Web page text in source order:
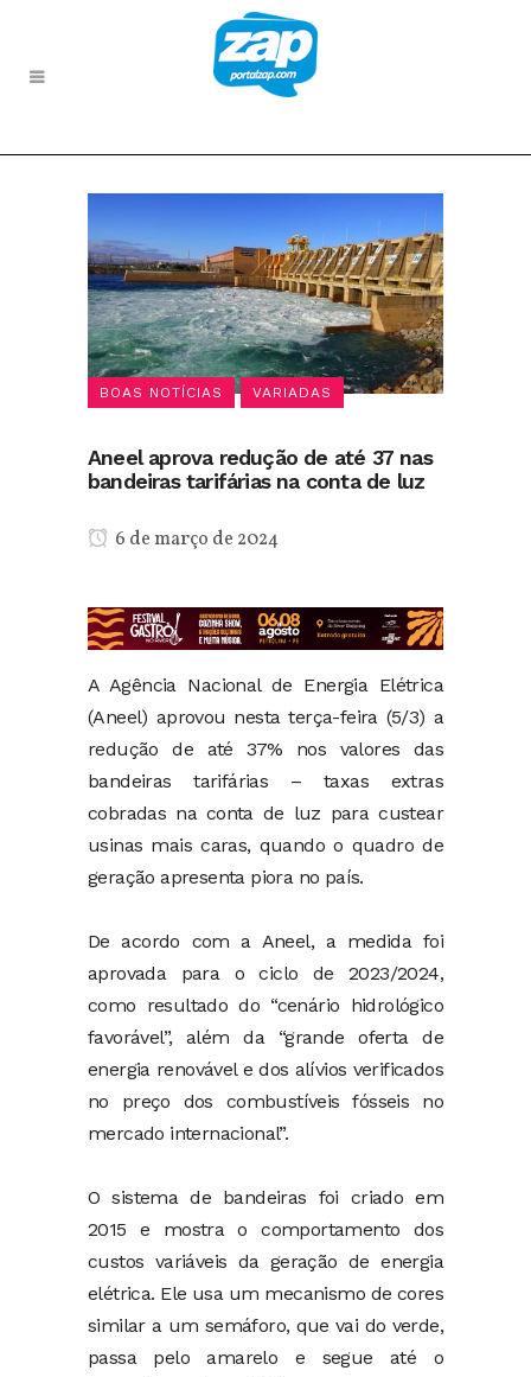
BOAS NOTÍCIAS VARIADAS
Aneel aprova redução de até 37 nas
bandeiras tarifárias na conta de luz
6 de março de 2024
A Agência Nacional de Energia Elétrica
(Aneel) aprovou nesta terça-feira (5/3) a
redução de até 37% nos valores das
bandeiras tarifárias – taxas extras
cobradas na conta de luz para custear
usinas mais caras, quando o quadro de
geração apresenta piora no país.
De acordo com a Aneel, a medida foi
aprovada para o ciclo de 2023/2024,
como resultado do “cenário hidrológico
favorável”, além da “grande oferta de
energia renovável e dos alívios verificados
no preço dos combustíveis fósseis no
mercado internacional”.
O sistema de bandeiras foi criado em
2015 e mostra o comportamento dos
custos variáveis da geração de energia
elétrica. Ele usa um mecanismo de cores
similar a um semáforo, que vai do verde,
passa pelo amarelo e segue até o